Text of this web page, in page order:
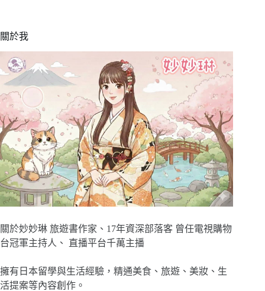
關於我
關於妙妙琳 旅遊書作家、17年資深部落客 曾任電視購物
台冠軍主持人、 直播平台千萬主播
擁有日本留學與生活經驗，精通美食、旅遊、美妝、生
活提案等內容創作。